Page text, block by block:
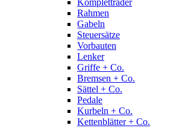
Rahmen
Gabeln
Steuersätze
Vorbauten
Lenker
Griffe + Co.
Bremsen + Co.
Sättel + Co.
Pedale
Kurbeln + Co.
Kettenblätter + Co.